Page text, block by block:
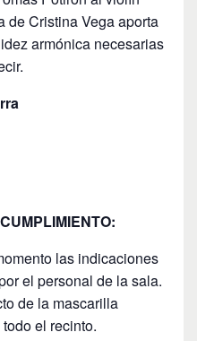
de Cristina Vega aporta
armónica necesarias
las indicaciones
el personal de la sala.
de la mascarilla
el recinto.